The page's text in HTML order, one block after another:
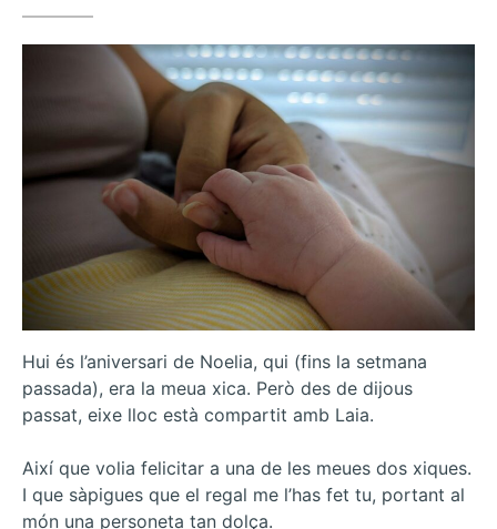
Hui és l’aniversari de Noelia, qui (fins la setmana
passada), era la meua xica. Però des de dijous
passat, eixe lloc està compartit amb Laia.
Així que volia felicitar a una de les meues dos xiques.
I que sàpigues que el regal me l’has fet tu, portant al
món una personeta tan dolça.